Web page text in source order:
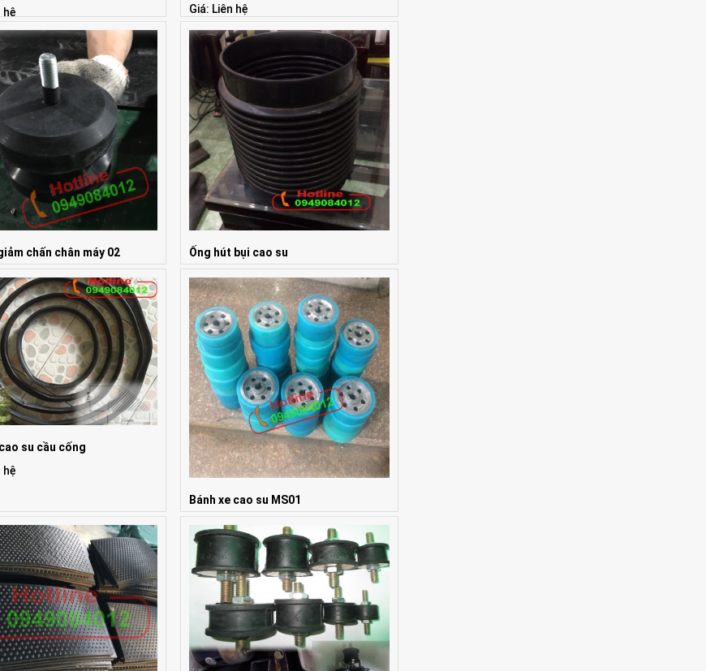
hệ
Giá: Liên hệ
chấn chân máy 02
hệ
Ống hút bụi cao su
Giá: Liên hệ
su cầu cống
hệ
Bánh xe cao su MS01
Giá: Liên hệ